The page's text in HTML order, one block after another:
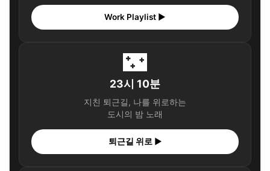
Work Playlist ▶
🌃
23시 10분
지친 퇴근길, 나를 위로하는
도시의 밤 노래
퇴근길 위로 ▶